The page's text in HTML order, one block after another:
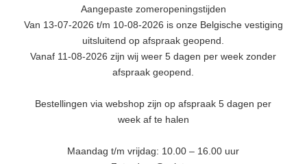
Aangepaste zomeropeningstijden
Van 13-07-2026 t/m 10-08-2026 is onze Belgische vestiging
uitsluitend op afspraak geopend.
Vanaf 11-08-2026 zijn wij weer 5 dagen per week zonder
afspraak geopend.
Bestellingen via webshop zijn op afspraak 5 dagen per
week af te halen
Maandag t/m vrijdag: 10.00 – 16.00 uur